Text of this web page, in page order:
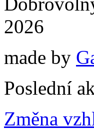
2026
made by
Poslední
Změna